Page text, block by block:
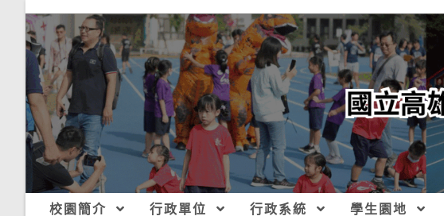
校園簡介 行政單位 行政系統 學生園地